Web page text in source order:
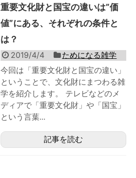
重要文化財と国宝の違いは”価
値”にある、それぞれの条件と
は？
2019/4/4
ためになる雑学
今回は「重要文化財と国宝の違い」
ということで、文化財にまつわる雑
学を紹介します。 テレビなどのメ
ディアで「重要文化財」や「国宝」
という言葉...
記事を読む